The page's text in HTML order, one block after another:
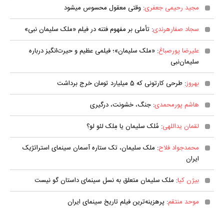
مجید رحیمی جعفری: وقتی معقول محسوس می‎شود
سجاد صفارهرندی: تأملی بر مفهوم فتنه در فیلم «ملک سلیمان نبی»
علیرضا پورصباغ: «ملک سلیمان»؛ فیلمی عظیم‌ و حیرت‌انگیز درباره
سلیمان‌نبی
بهروز: طرحی کارتونی که 5 میلیارد تومان خرج برداشت
هاشم پورمحمدی: جنگ، خشونت، درگیری
لقمان یداللهی: مُلک سلیمان یا مِلک لئو لو؟
محمدجواد فلاح: ملک سلیمان، تک ستاره آسمان سینمای استراتژیک
ایران
بیژن کیا: ملک سلیمان متعلق به نسل سینمای داستان گو نیست
موحد منتقم: پرهزینه‌ترین فیلم تاریخ سینمای ایران